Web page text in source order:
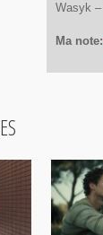
Wasyk –
Ma note: